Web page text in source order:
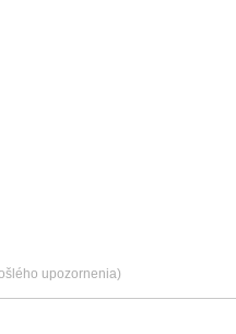
upozornenia)